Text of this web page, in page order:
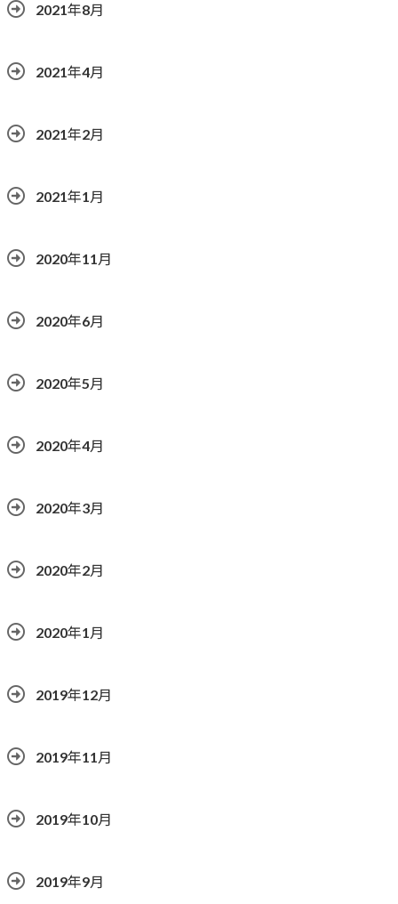
2021年8月
2021年4月
2021年2月
2021年1月
2020年11月
2020年6月
2020年5月
2020年4月
2020年3月
2020年2月
2020年1月
2019年12月
2019年11月
2019年10月
2019年9月